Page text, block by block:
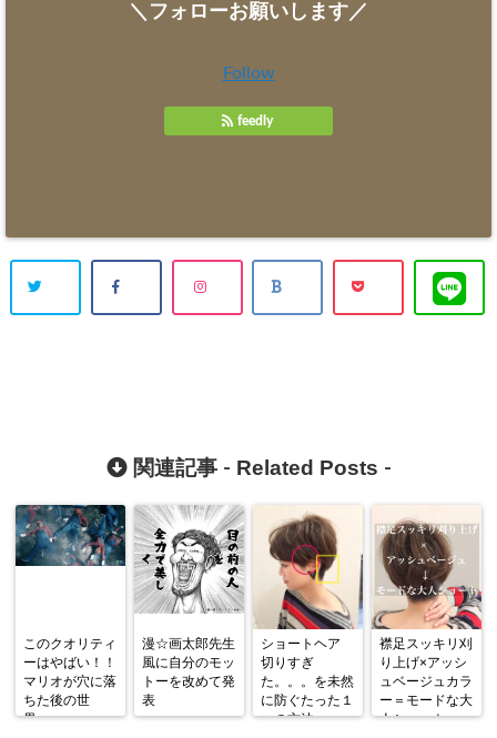
＼フォローお願いします／
Follow
feedly
関連記事 - Related Posts -
このクオリティ
ーはやばい！！
マリオが穴に落
ちた後の世
界。。。
漫☆画太郎先生
風に自分のモッ
トーを改めて発
表
ショートヘア
切りすぎ
た。。。を未然
に防ぐたった１
つの方法
襟足スッキリ刈
り上げ×アッシ
ュベージュカラ
ー＝モードな大
人ショート